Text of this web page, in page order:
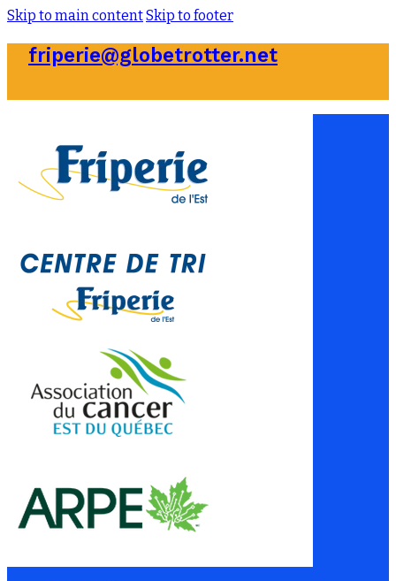
Skip to main contentSkip to footer
friperie@globetrotter.net